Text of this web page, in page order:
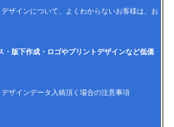
ザインについて、よくわからないお客様は、お
版下作成・ロゴやプリントデザインなど低価
ザインデータ入稿頂く場合の注意事項